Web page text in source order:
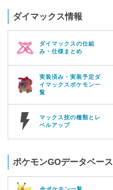
ダイマックス情報
ダイマックスの仕組
み・仕様まとめ
実装済み・実装予定ダ
イマックスポケモン一
覧
マックス技の種類とレ
ベルアップ
ポケモンGOデータベース